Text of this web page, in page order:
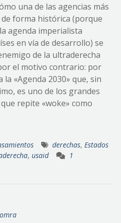
una de las agencias más
forma histórica (porque
agenda imperialista
en vía de desarrollo) se
de la ultraderecha
el motivo contrario: por
«Agenda 2030» que, sin
es uno de los grandes
repite «woke» como
derechas, Estados
, usaid
1